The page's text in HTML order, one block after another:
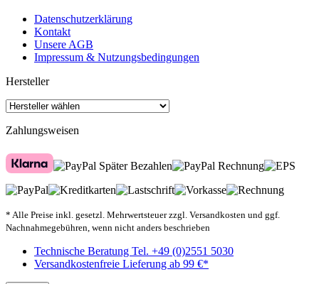
Datenschutzerklärung
Kontakt
Unsere AGB
Impressum & Nutzungsbedingungen
Hersteller
Zahlungsweisen
* Alle Preise inkl. gesetzl. Mehrwertsteuer zzgl. Versandkosten und ggf.
Nachnahmegebühren, wenn nicht anders beschrieben
Technische Beratung Tel. +49 (0)2551 5030
Versandkostenfreie Lieferung ab 99 €*